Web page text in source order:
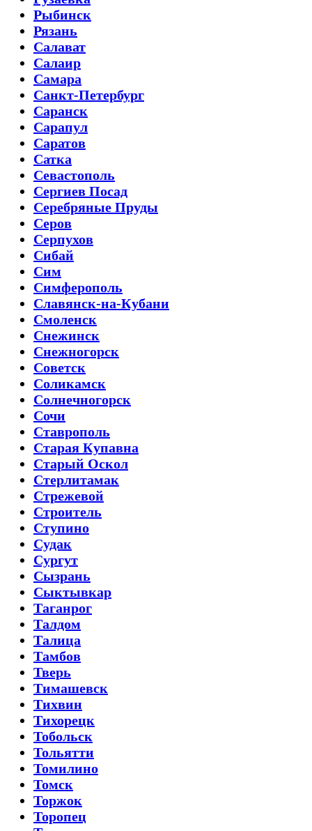
Рыбинск
Рязань
Салават
Салаир
Самара
Санкт-Петербург
Саранск
Сарапул
Саратов
Сатка
Севастополь
Сергиев Посад
Серебряные Пруды
Серов
Серпухов
Сибай
Сим
Симферополь
Славянск-на-Кубани
Смоленск
Снежинск
Снежногорск
Советск
Соликамск
Солнечногорск
Сочи
Ставрополь
Старая Купавна
Старый Оскол
Стерлитамак
Стрежевой
Строитель
Ступино
Судак
Сургут
Сызрань
Сыктывкар
Таганрог
Талдом
Талица
Тамбов
Тверь
Тимашевск
Тихвин
Тихорецк
Тобольск
Тольятти
Томилино
Томск
Торжок
Торопец